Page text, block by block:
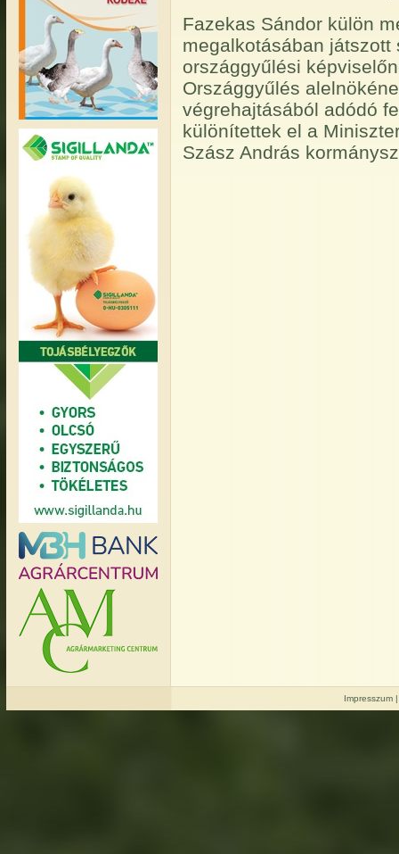
Fazekas Sándor külön
megalkotásában játszott
országgyűlési
Országgyűlés
végrehajtásából adódó
különítettek el a
Szász András
Impresszum